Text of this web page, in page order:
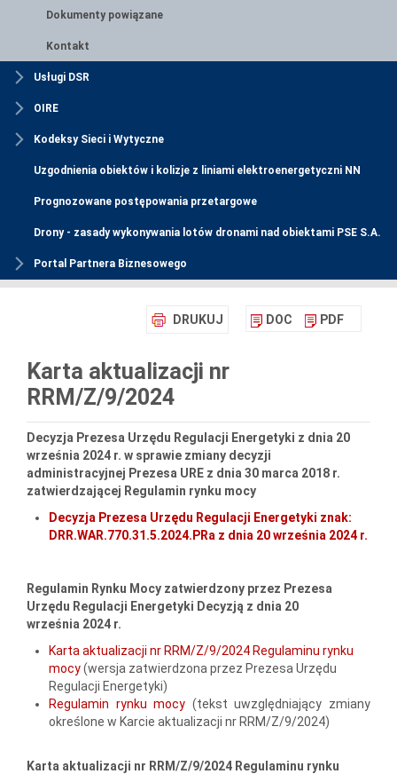
Dokumenty powiązane
Kontakt
Usługi DSR
OIRE
Kodeksy Sieci i Wytyczne
Uzgodnienia obiektów i kolizje z liniami elektroenergetyczni NN
Prognozowane postępowania przetargowe
Drony - zasady wykonywania lotów dronami nad obiektami PSE S.A.
Portal Partnera Biznesowego
DRUKUJ DOC PDF
Karta aktualizacji nr
RRM/Z/9/2024
Decyzja Prezesa Urzędu Regulacji Energetyki z dnia 20
września 2024 r. w sprawie zmiany decyzji
administracyjnej Prezesa URE z dnia 30 marca 2018 r.
zatwierdzającej Regulamin rynku mocy
Decyzja Prezesa Urzędu Regulacji Energetyki znak:
DRR.WAR.770.31.5.2024.PRa z dnia 20 września 2024 r.
Regulamin Rynku Mocy zatwierdzony przez Prezesa
Urzędu Regulacji Energetyki Decyzją z dnia 20
września 2024 r.
Karta aktualizacji nr RRM/Z/9/2024 Regulaminu rynku
mocy(wersja zatwierdzona przez Prezesa Urzędu
Regulacji Energetyki)
Regulamin rynku mocy (tekst uwzględniający zmiany
określone w Karcie aktualizacji nr RRM/Z/9/2024)
Karta aktualizacji nr RRM/Z/9/2024 Regulaminu rynku